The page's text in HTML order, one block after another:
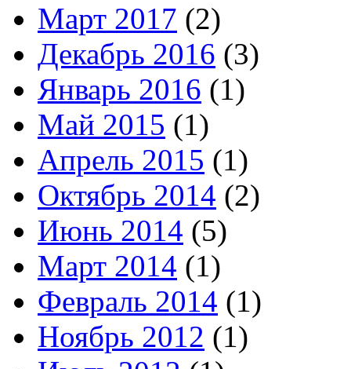
Март 2017 (2)
Декабрь 2016 (3)
Январь 2016 (1)
Май 2015 (1)
Апрель 2015 (1)
Октябрь 2014 (2)
Июнь 2014 (5)
Март 2014 (1)
Февраль 2014 (1)
Ноябрь 2012 (1)